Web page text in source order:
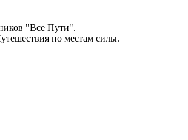
"Все Пути".
по местам силы.